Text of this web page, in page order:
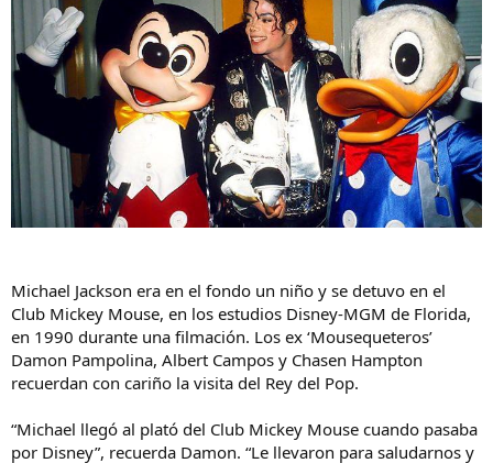
Michael Jackson era en el fondo un niño y se detuvo en el
Club Mickey Mouse, en los estudios Disney-MGM de Florida,
en 1990 durante una filmación. Los ex ‘Mousequeteros’
Damon Pampolina, Albert Campos y Chasen Hampton
recuerdan con cariño la visita del Rey del Pop.
“Michael llegó al plató del Club Mickey Mouse cuando pasaba
por Disney”, recuerda Damon. “Le llevaron para saludarnos y